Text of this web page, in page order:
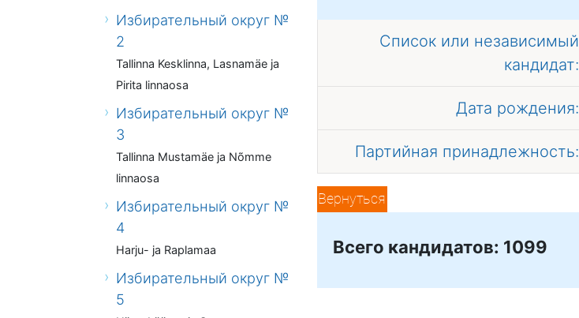
Избирательный округ №
2
Tallinna Kesklinna, Lasnamäe ja
Pirita linnaosa
Избирательный округ №
3
Tallinna Mustamäe ja Nõmme
linnaosa
Избирательный округ №
4
Harju- ja Raplamaa
Избирательный округ №
5
Список или независимый
кандидат:
Дата рождения:
Партийная принадлежность:
Вернуться
Всего кандидатов: 1099